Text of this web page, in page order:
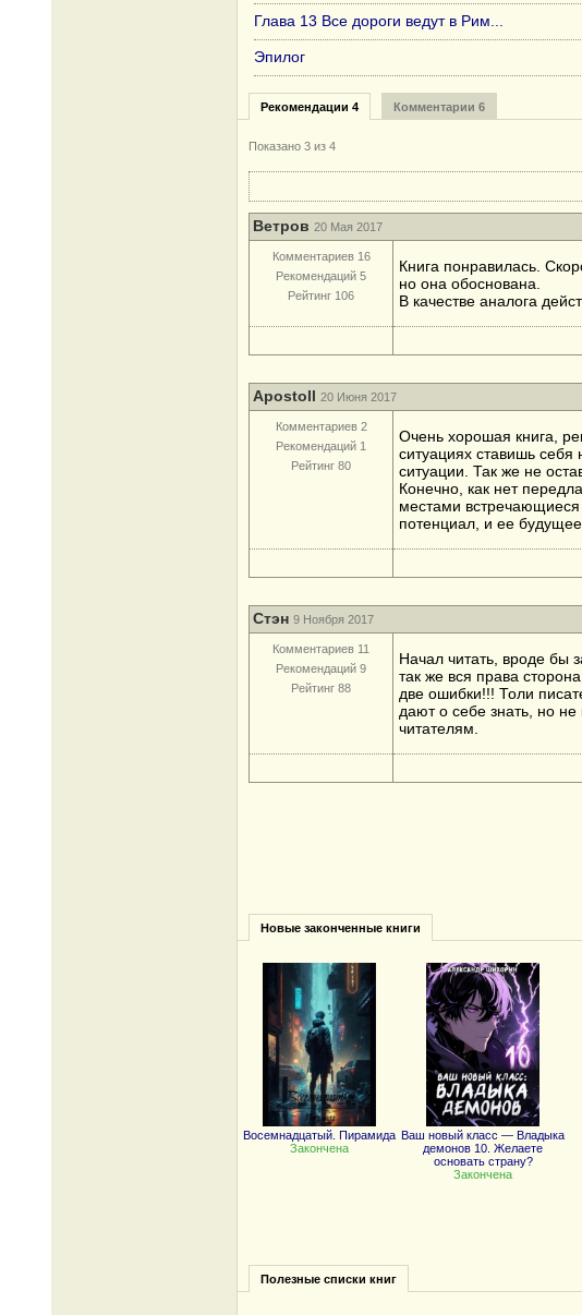
Глава 13 Все дороги ведут в Рим...
Эпилог
Рекомендации 4 Комментарии 6
Показано 3 из 4
Ветров 20 Мая 2017
Комментариев 16
Рекомендаций 5
Рейтинг 106
Книга понравилась.
но она обоснована.
В качестве аналога
Apostoll 20 Июня 2017
Комментариев 2
Рекомендаций 1
Рейтинг 80
Очень хорошая книга,
ситуациях ставишь
ситуации. Так же не
Конечно, как нет
местами
потенциал, и ее будущее
Стэн 9 Ноября 2017
Комментариев 11
Рекомендаций 9
Рейтинг 88
Начал читать, вроде бы
так же вся права
две ошибки!!! Толи
дают о себе знать, но
читателям.
Новые законченные книги
Восемнадцатый. Пирамида
Закончена
Ваш новый класс — Владыка
демонов 10. Желаете
основать страну?
Закончена
Полезные списки книг